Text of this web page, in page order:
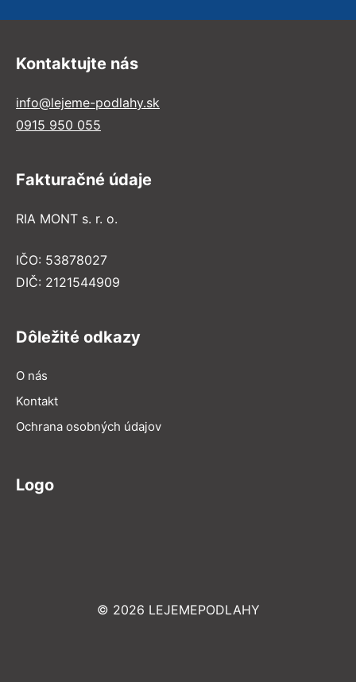
Kontaktujte nás
info@lejeme-podlahy.sk
0915 950 055
Fakturačné údaje
RIA MONT s. r. o.
IČO: 53878027
DIČ: 2121544909
Dôležité odkazy
O nás
Kontakt
Ochrana osobných údajov
Logo
© 2026 LEJEMEPODLAHY